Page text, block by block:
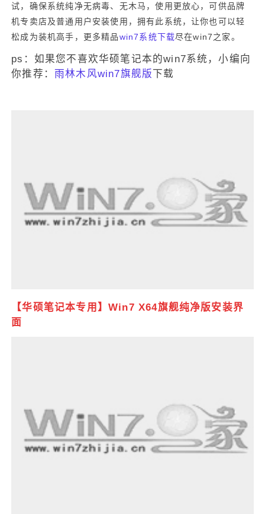
试，确保系统纯净无病毒、无木马，使用更放心，可供品牌
机专卖店及普通用户安装使用，拥有此系统，让你也可以轻
松成为装机高手，更多精品win7系统下载尽在win7之家。
ps：如果您不喜欢华硕笔记本的win7系统，小编向
你推荐： 雨林木风win7旗舰版下载
【华硕笔记本专用】Win7 X64旗舰纯净版安装界
面